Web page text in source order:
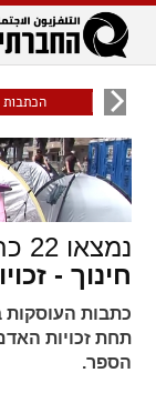
visibility_off
ביטול הבהובים
zoom_out
התרחק
נמצאו22
חינוך -
כתבות העוסקות
תחת זכויות
הספר.